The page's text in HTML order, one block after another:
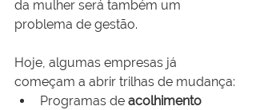
da mulher será também um
problema de gestão.
Hoje, algumas empresas já
começam a abrir trilhas de mudança:
Programas de acolhimento